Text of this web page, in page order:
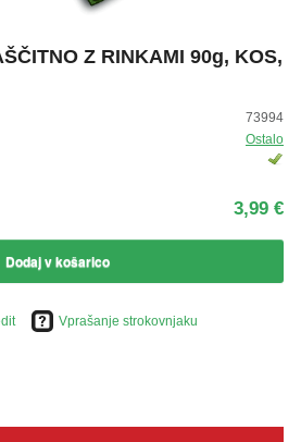
Z RINKAMI 90g, KOS,
73994
Ostalo
3,99 €
Dodaj v košarico
Vprašanje strokovnjaku